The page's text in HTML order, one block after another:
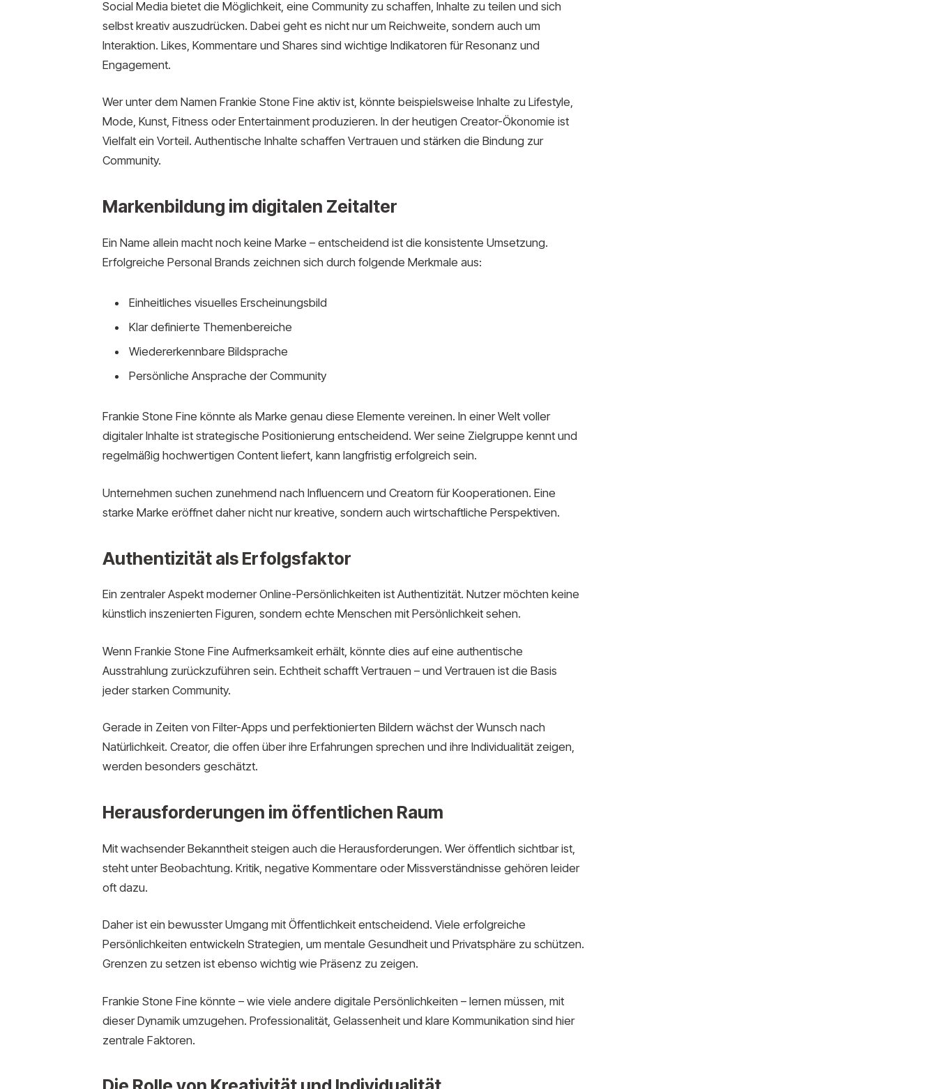
Social Media bietet die Möglichkeit, eine Community zu schaffen, Inhalte zu teilen und sich
selbst kreativ auszudrücken. Dabei geht es nicht nur um Reichweite, sondern auch um
Interaktion. Likes, Kommentare und Shares sind wichtige Indikatoren für Resonanz und
Engagement.
Wer unter dem Namen Frankie Stone Fine aktiv ist, könnte beispielsweise Inhalte zu Lifestyle,
Mode, Kunst, Fitness oder Entertainment produzieren. In der heutigen Creator-Ökonomie ist
Vielfalt ein Vorteil. Authentische Inhalte schaffen Vertrauen und stärken die Bindung zur
Community.
Markenbildung im digitalen Zeitalter
Ein Name allein macht noch keine Marke – entscheidend ist die konsistente Umsetzung.
Erfolgreiche Personal Brands zeichnen sich durch folgende Merkmale aus:
Einheitliches visuelles Erscheinungsbild
Klar definierte Themenbereiche
Wiedererkennbare Bildsprache
Persönliche Ansprache der Community
Frankie Stone Fine könnte als Marke genau diese Elemente vereinen. In einer Welt voller
digitaler Inhalte ist strategische Positionierung entscheidend. Wer seine Zielgruppe kennt und
regelmäßig hochwertigen Content liefert, kann langfristig erfolgreich sein.
Unternehmen suchen zunehmend nach Influencern und Creatorn für Kooperationen. Eine
starke Marke eröffnet daher nicht nur kreative, sondern auch wirtschaftliche Perspektiven.
Authentizität als Erfolgsfaktor
Ein zentraler Aspekt moderner Online-Persönlichkeiten ist Authentizität. Nutzer möchten keine
künstlich inszenierten Figuren, sondern echte Menschen mit Persönlichkeit sehen.
Wenn Frankie Stone Fine Aufmerksamkeit erhält, könnte dies auf eine authentische
Ausstrahlung zurückzuführen sein. Echtheit schafft Vertrauen – und Vertrauen ist die Basis
jeder starken Community.
Gerade in Zeiten von Filter-Apps und perfektionierten Bildern wächst der Wunsch nach
Natürlichkeit. Creator, die offen über ihre Erfahrungen sprechen und ihre Individualität zeigen,
werden besonders geschätzt.
Herausforderungen im öffentlichen Raum
Mit wachsender Bekanntheit steigen auch die Herausforderungen. Wer öffentlich sichtbar ist,
steht unter Beobachtung. Kritik, negative Kommentare oder Missverständnisse gehören leider
oft dazu.
Daher ist ein bewusster Umgang mit Öffentlichkeit entscheidend. Viele erfolgreiche
Persönlichkeiten entwickeln Strategien, um mentale Gesundheit und Privatsphäre zu schützen.
Grenzen zu setzen ist ebenso wichtig wie Präsenz zu zeigen.
Frankie Stone Fine könnte – wie viele andere digitale Persönlichkeiten – lernen müssen, mit
dieser Dynamik umzugehen. Professionalität, Gelassenheit und klare Kommunikation sind hier
zentrale Faktoren.